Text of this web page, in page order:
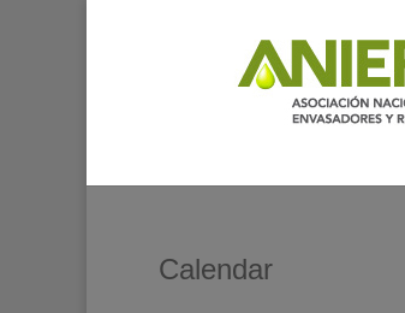
Calendar